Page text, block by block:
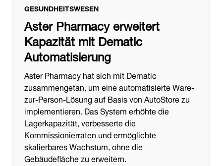
GESUNDHEITSWESEN
Aster Pharmacy erweitert
Kapazität mit Dematic
Automatisierung
Aster Pharmacy hat sich mit Dematic
zusammengetan, um eine automatisierte Ware-
zur-Person-Lösung auf Basis von AutoStore zu
implementieren. Das System erhöhte die
Lagerkapazität, verbesserte die
Kommissionierraten und ermöglichte
skalierbares Wachstum, ohne die
Gebäudefläche zu erweitern.